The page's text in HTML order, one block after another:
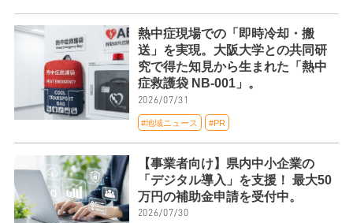
熱中症現場での「即時冷却・搬
送」を実現。大阪大学との共同研
究で得た知見から生まれた「熱中
症救護袋 NB-001」。
2026/07/31
#地域ニュース #PR
【事業者向け】県内中小企業の
「デジタル導入」を支援！ 最大50
万円の補助金申請を受付中。
2026/07/30